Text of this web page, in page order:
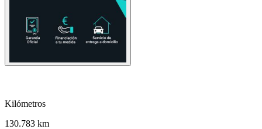
Kilómetros
130.783 km